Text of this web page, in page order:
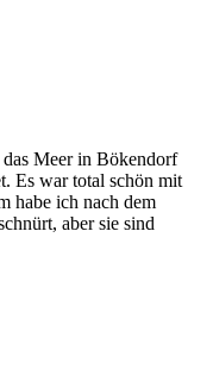
Meer in Bökendorf
Es war total schön mit
habe ich nach dem
aber sie sind